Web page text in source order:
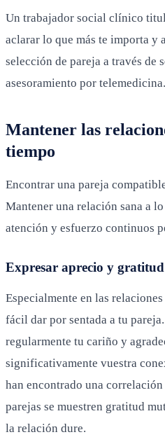
Un trabajador social clínico
aclarar lo que más te importa y
selección de pareja a través de
asesoramiento por telemedicina.
Mantener las
tiempo
Encontrar una pareja
Mantener una relación sana a
atención y esfuerzo continuos
Expresar aprecio y gratitud
Especialmente en las
fácil dar por sentada a tu
regularmente tu cariño y
significativamente vuestra
han encontrado una
parejas se muestren gratitud
la relación dure.